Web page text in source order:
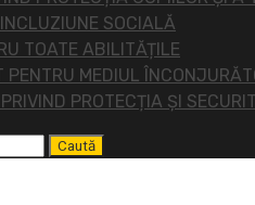
SOCIALĂ
TOATE ABILITĂȚILE
MEDIUL
PROTECȚIA ȘI